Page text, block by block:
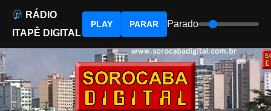
to
content
RÁDIO
ITAPÊ DIGITAL
PLAY PARAR Parado